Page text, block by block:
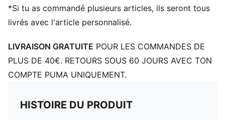
maximiser le transfert d’énergie et la propulsion
Semelle extérieure en caoutchouc PUMAGRIP haute
performance pour une adhérence parfaite sur tous
types de surfaces
*Si tu as commandé plusieurs articles, ils seront tous
livrés avec l'article personnalisé.
LIVRAISON GRATUITE POUR LES COMMANDES DE
PLUS DE 40€. RETOURS SOUS 60 JOURS AVEC TON
COMPTE PUMA UNIQUEMENT.
HISTOIRE DU PRODUIT